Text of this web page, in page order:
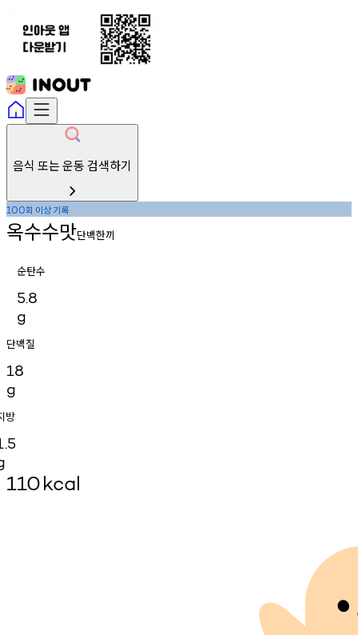
음식 또는 운동 검색하기
100회 이상기록
옥수수맛단백한끼
순탄수
5.8
g
단백질
18
g
방
110kcal